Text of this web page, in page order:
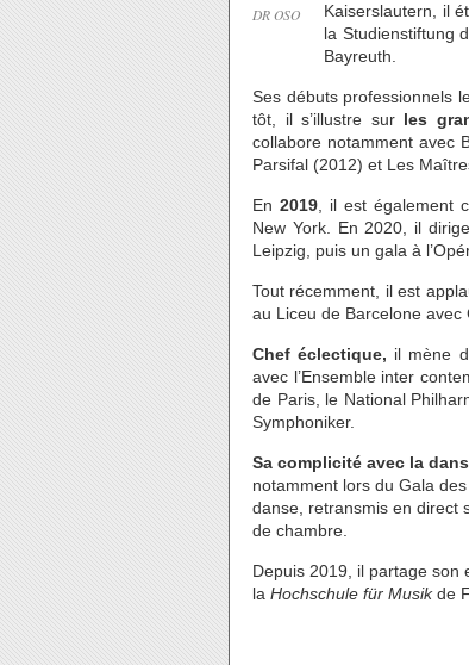
DR OSO
Kaiserslautern, il
la Studienstiftung
Bayreuth.
Ses débuts professionnels
tôt, il s’illustre sur les
collabore notamment avec
Parsifal (2012) et Les
En 2019, il est également
New York. En 2020, il
Leipzig, puis un gala à
Tout récemment, il est
au Liceu de Barcelone avec
Chef éclectique, il mène
avec l’Ensemble inter
de Paris, le National
Symphoniker.
Sa complicité avec la
notamment lors du Gala
danse, retransmis en direct
de chambre.
Depuis 2019, il partage son
la Hochschule für Musikde